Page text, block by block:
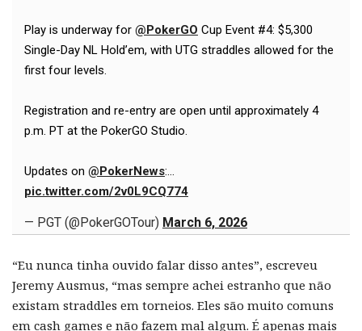
Play is underway for @PokerGO Cup Event #4: $5,300
Single-Day NL Hold’em, with UTG straddles allowed for the
first four levels.
Registration and re-entry are open until approximately 4
p.m. PT at the PokerGO Studio.
Updates on @PokerNews:…
pic.twitter.com/2v0L9CQ774
— PGT (@PokerGOTour) March 6, 2026
“Eu nunca tinha ouvido falar disso antes”, escreveu
Jeremy Ausmus, “mas sempre achei estranho que não
existam straddles em torneios. Eles são muito comuns
em cash games e não fazem mal algum. É apenas mais